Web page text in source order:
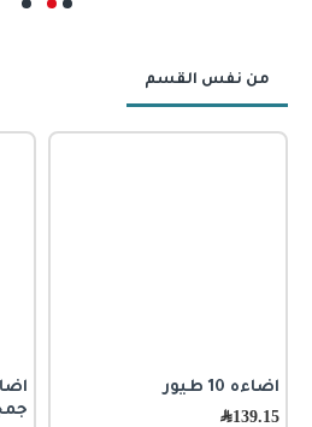
من نفس القسم
اضاءه 10 طيور
139.15﷼